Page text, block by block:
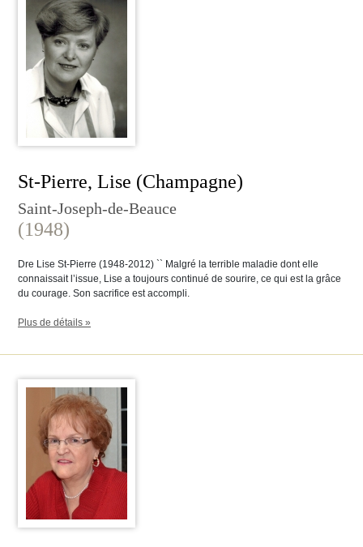
St-Pierre, Lise (Champagne)
Saint-Joseph-de-Beauce
(1948)
Dre Lise St-Pierre (1948-2012) `` Malgré la terrible maladie dont elle
connaissait l’issue, Lise a toujours continué de sourire, ce qui est la grâce
du courage. Son sacrifice est accompli.
Plus de détails »